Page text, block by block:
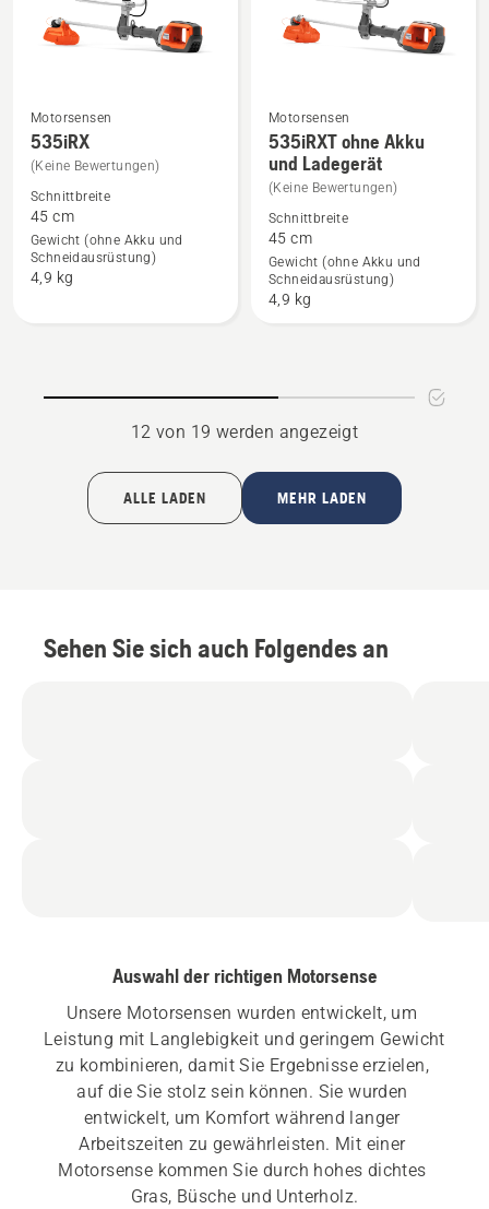
Mehr
Details
zu
535iRX
anzeigen
Motorsensen
535iRX
(Keine Bewertungen)
Schnittbreite
45 cm
Gewicht (ohne Akku und
Schneidausrüstung)
4,9 kg
Mehr
Details
zu
535iRXT
ohne
Akku
und
Motorsensen
535iRXT ohne Akku
und Ladegerät
(Keine Bewertungen)
Schnittbreite
45 cm
Gewicht (ohne Akku und
Schneidausrüstung)
4,9 kg
12 von 19 werden angezeigt
ALLE LADEN MEHR LADEN
Sehen Sie sich auch Folgendes an
Auswahl der richtigen Motorsense
Unsere Motorsensen wurden entwickelt, um
Leistung mit Langlebigkeit und geringem Gewicht
zu kombinieren, damit Sie Ergebnisse erzielen,
auf die Sie stolz sein können. Sie wurden
entwickelt, um Komfort während langer
Arbeitszeiten zu gewährleisten. Mit einer
Motorsense kommen Sie durch hohes dichtes
Gras, Büsche und Unterholz.